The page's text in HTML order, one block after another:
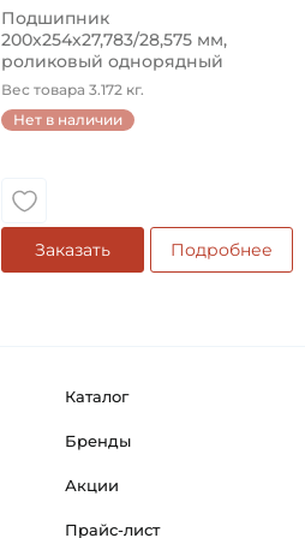
Подшипник
200х254х27,783/28,575 мм,
роликовый однорядный
конический на ...
Вес товара 3.172 кг.
Нет в наличии
Заказать Подробнее
Каталог
Бренды
Акции
Прайс-лист